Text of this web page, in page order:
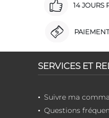
14 JOURS
SERVICES ET
Suivre ma
Questions